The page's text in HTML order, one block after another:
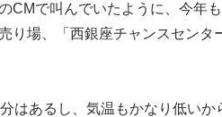
CMで叫んでいたように、今年
り場、「西銀座チャンスセンタ
はあるし、気温もかなり低い